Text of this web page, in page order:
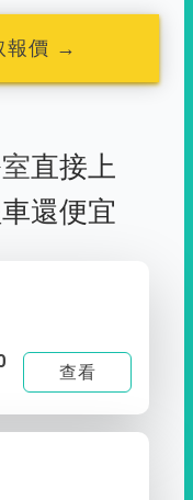
報價 →
直接上
還便宜
查看